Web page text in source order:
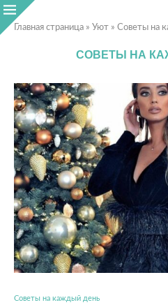
Главная страница » Уют » Советы на
СОВЕТЫ НА
Советы на каждый день